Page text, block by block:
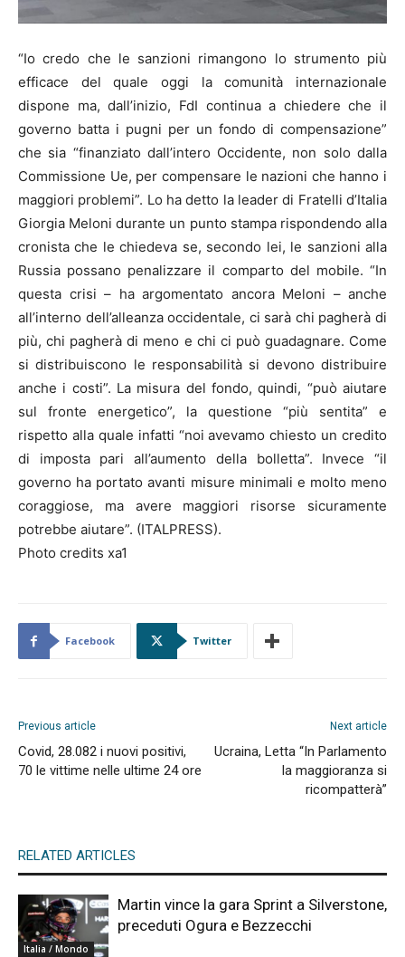
“Io credo che le sanzioni rimangono lo strumento più
efficace del quale oggi la comunità internazionale
dispone ma, dall’inizio, FdI continua a chiedere che il
governo batta i pugni per un fondo di compensazione”
che sia “finanziato dall’intero Occidente, non solo dalla
Commissione Ue, per compensare le nazioni che hanno i
maggiori problemi”. Lo ha detto la leader di Fratelli d’Italia
Giorgia Meloni durante un punto stampa rispondendo alla
cronista che le chiedeva se, secondo lei, le sanzioni alla
Russia possano penalizzare il comparto del mobile. “In
questa crisi – ha argomentato ancora Meloni – anche
all’interno dell’alleanza occidentale, ci sarà chi pagherà di
più, chi pagherà di meno e chi ci può guadagnare. Come
si distribuiscono le responsabilità si devono distribuire
anche i costi”. La misura del fondo, quindi, “può aiutare
sul fronte energetico”, la questione “più sentita” e
rispetto alla quale infatti “noi avevamo chiesto un credito
di imposta pari all’aumento della bolletta”. Invece “il
governo ha portato avanti misure minimali e molto meno
coraggiose, ma avere maggiori risorse sicuramente
potrebbe aiutare”. (ITALPRESS).
Photo credits xa1
Facebook Twitter
Previous article
Covid, 28.082 i nuovi positivi,
70 le vittime nelle ultime 24 ore
Next article
Ucraina, Letta “In Parlamento
la maggioranza si
ricompatterà”
RELATED ARTICLES
Italia / Mondo
Martin vince la gara Sprint a Silverstone,
preceduti Ogura e Bezzecchi